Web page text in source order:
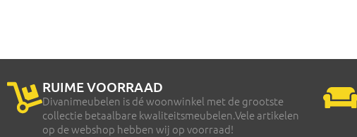
RUIME VOORRAAD
Divanimeubelen is dé woonwinkel met de grootste
collectie betaalbare kwaliteitsmeubelen.Vele artikelen
op de webshop hebben wij op voorraad!